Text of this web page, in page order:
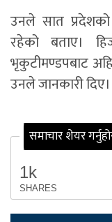
उनले सात प्रदेशको
रहेको बताए।
भृकुटीमण्डपबाट
उनले जानकारी दिए।
समाचार शेयर
1k
SHARES